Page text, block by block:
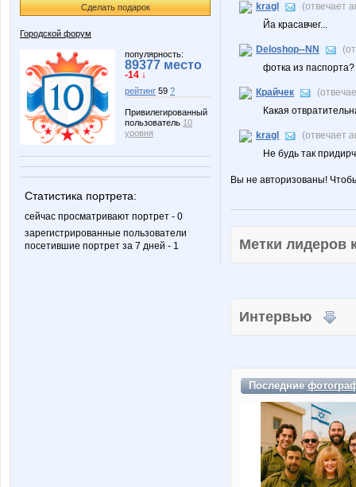
Сделать подарок
Городской форум
популярность:
89377 место
-14 ↓
рейтинг 59 ?
Привилегированный
пользователь 10
уровня
Статистика портрета:
сейчас просматривают портрет - 0
зарегистрированные пользователи
посетившие портрет за 7 дней - 1
kragl
(отвечает
Йа красавчег...
Deloshop--NN
фотка из паспорта?
Крайчек
Какая
kragl
(отвечает
Не будь так
Вы не авторизованы!
Метки
Интервью
Последние